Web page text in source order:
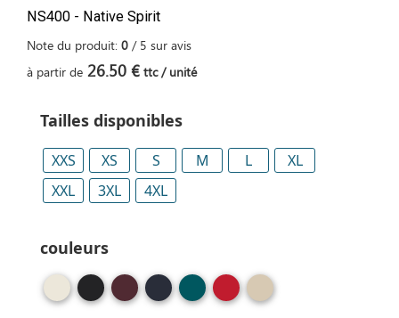
NS400 - Native Spirit
Note du produit: 0 / 5 sur avis
à partir de 26.50 € ttc / unité
Tailles disponibles
XXS XS S M L
XL
XXL
3XL 4XL
couleurs